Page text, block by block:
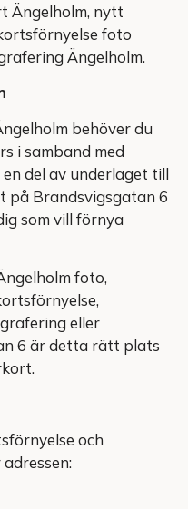
Ängelholm, nytt
foto
Ängelholm.
behöver du
i samband med
del av underlaget till
på Brandsvigsgatan 6
som vill förnya
foto,
eller
6 är detta rätt plats
och